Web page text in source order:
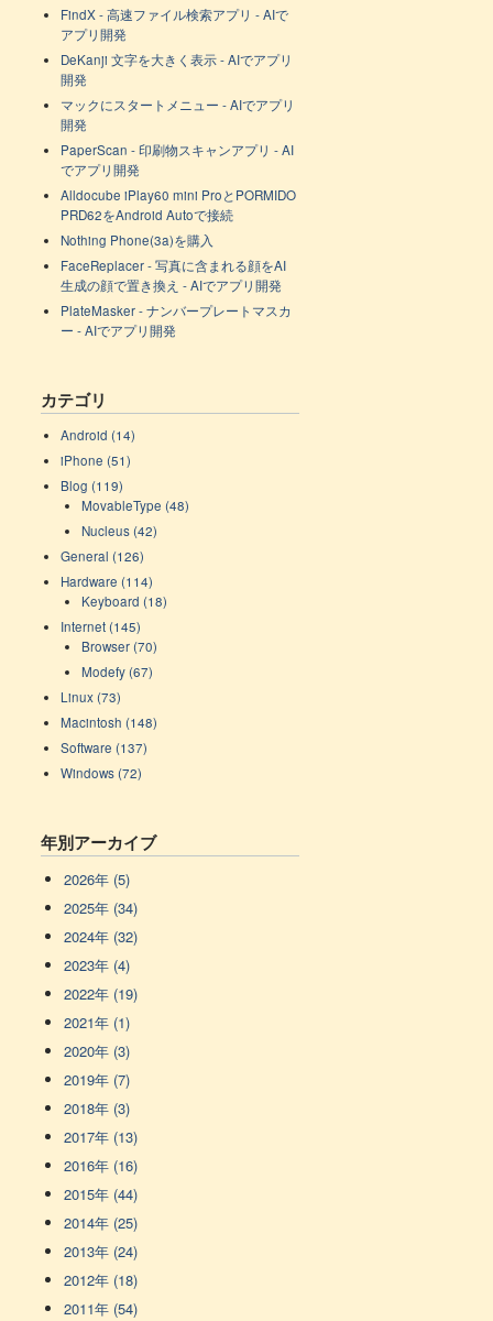
FindX - 高速ファイル検索アプリ - AIで
アプリ開発
DeKanji 文字を大きく表示 - AIでアプリ
開発
マックにスタートメニュー - AIでアプリ
開発
PaperScan - 印刷物スキャンアプリ - AI
でアプリ開発
Alldocube iPlay60 mini ProとPORMIDO
PRD62をAndroid Autoで接続
Nothing Phone(3a)を購入
FaceReplacer - 写真に含まれる顔をAI
生成の顔で置き換え - AIでアプリ開発
PlateMasker - ナンバープレートマスカ
ー - AIでアプリ開発
カテゴリ
Android (14)
iPhone (51)
Blog (119)
MovableType (48)
Nucleus (42)
General (126)
Hardware (114)
Keyboard (18)
Internet (145)
Browser (70)
Modefy (67)
Linux (73)
Macintosh (148)
Software (137)
Windows (72)
年別アーカイブ
2026年 (5)
2025年 (34)
2024年 (32)
2023年 (4)
2022年 (19)
2021年 (1)
2020年 (3)
2019年 (7)
2018年 (3)
2017年 (13)
2016年 (16)
2015年 (44)
2014年 (25)
2013年 (24)
2012年 (18)
2011年 (54)